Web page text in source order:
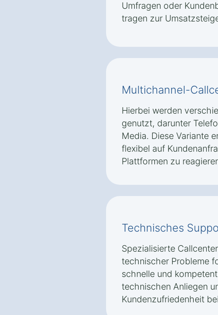
Umfragen oder
tragen zur
Multichannel-
Hierbei werden
genutzt, darunter
Media. Diese Variante
flexibel auf
Plattformen zu
Technisches
Spezialisierte
technischer Probleme
schnelle und
technischen Anliegen
Kundenzufriedenheit